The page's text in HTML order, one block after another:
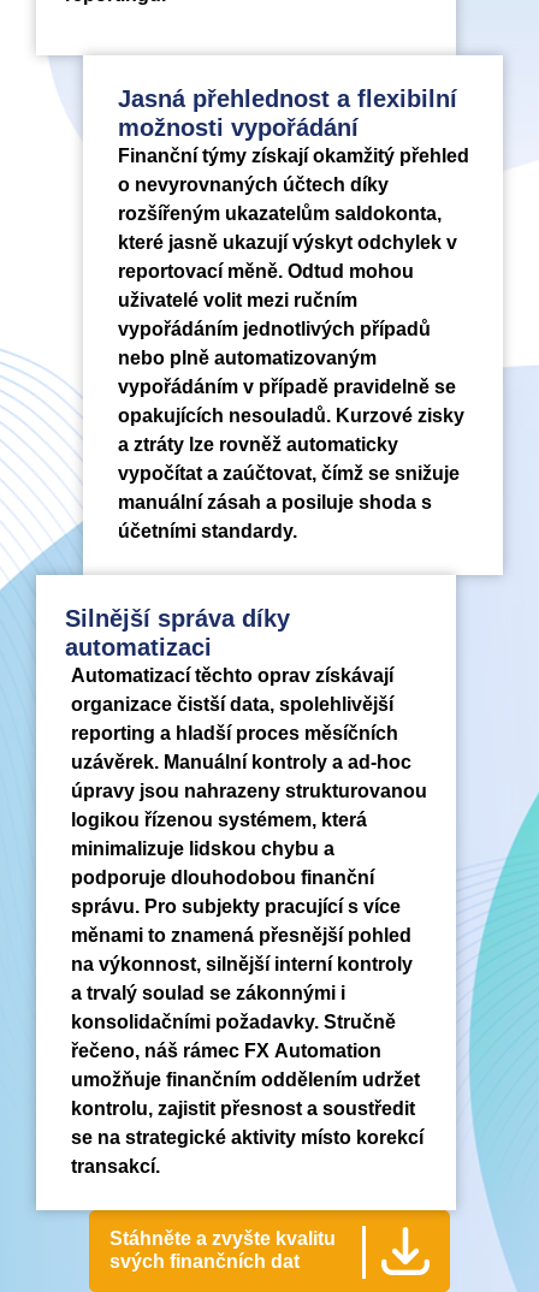
Jasná přehlednost a flexibilní
možnosti vypořádání
Finanční týmy získají okamžitý přehled
o nevyrovnaných účtech díky
rozšířeným ukazatelům saldokonta,
které jasně ukazují výskyt odchylek v
reportovací měně. Odtud mohou
uživatelé volit mezi ručním
vypořádáním jednotlivých případů
nebo plně automatizovaným
vypořádáním v případě pravidelně se
opakujících nesouladů. Kurzové zisky
a ztráty lze rovněž automaticky
vypočítat a zaúčtovat, čímž se snižuje
manuální zásah a posiluje shoda s
účetními standardy.
Silnější správa díky
automatizaci
Automatizací těchto oprav získávají
organizace čistší data, spolehlivější
reporting a hladší proces měsíčních
uzávěrek. Manuální kontroly a ad-hoc
úpravy jsou nahrazeny strukturovanou
logikou řízenou systémem, která
minimalizuje lidskou chybu a
podporuje dlouhodobou finanční
správu. Pro subjekty pracující s více
měnami to znamená přesnější pohled
na výkonnost, silnější interní kontroly
a trvalý soulad se zákonnými i
konsolidačními požadavky. Stručně
řečeno, náš rámec FX Automation
umožňuje finančním oddělením udržet
kontrolu, zajistit přesnost a soustředit
se na strategické aktivity místo korekcí
transakcí.
Stáhněte a zvyšte kvalitu
svých finančních dat